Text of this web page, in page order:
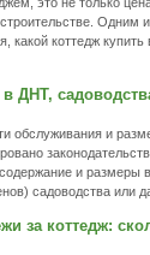
Одним
какой коттедж купить
ДНТ,
обслуживания и
и размеры
садоводства или
за коттедж: